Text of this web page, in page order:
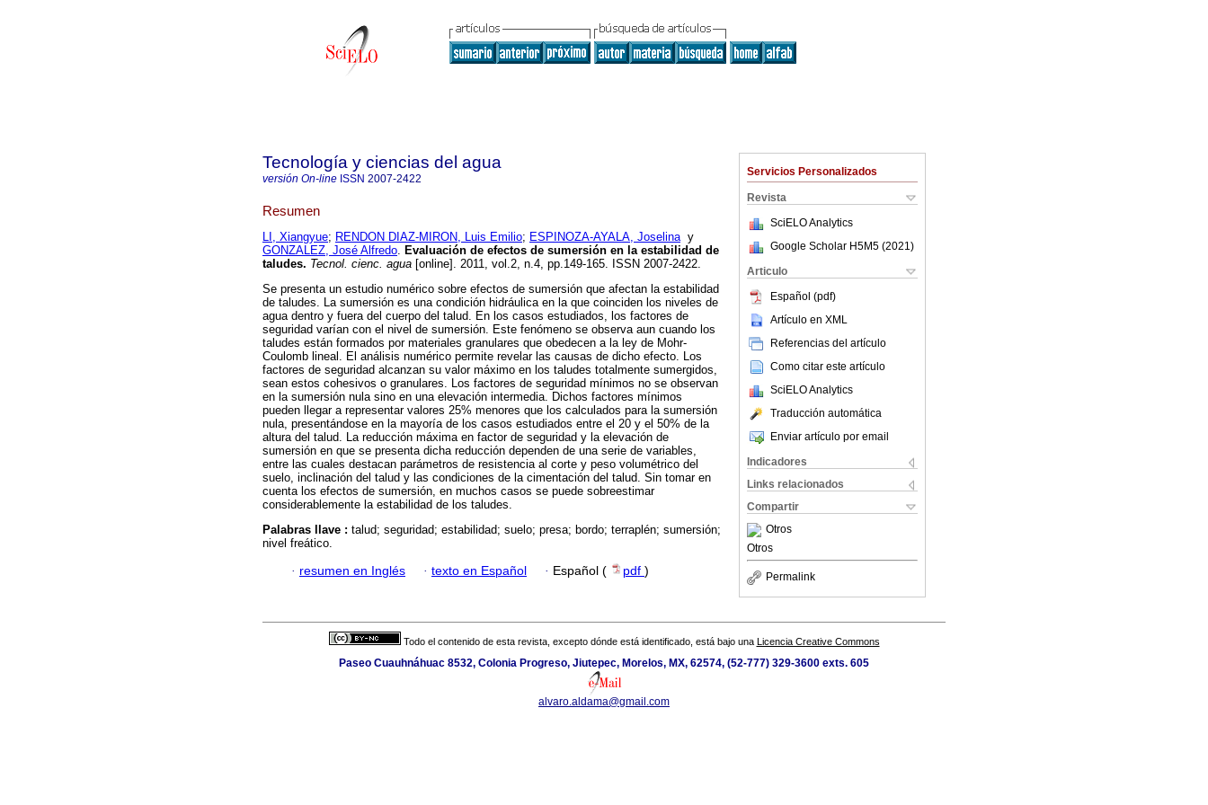
Servicios Personalizados
Revista
SciELO Analytics
Google Scholar H5M5 (2021 )
Articulo
Español (pdf)
Artículo en XML
Referencias del artículo
Como citar este artículo
SciELO Analytics
Traducción automática
Enviar artículo por email
Indicadores
Links relacionados
Compartir
Otros
Otros
Permalink
Tecnología y ciencias del agua
versión On-line ISSN 2007-2422
Resumen
LI, Xiangyue; RENDON DIAZ-MIRON, Luis Emilio; ESPINOZA-AYALA, Joselinay
GONZALEZ, José Alfredo. Evaluación de efectos de sumersión en la estabilidad de
taludes. Tecnol. cienc. agua [online]. 2011, vol.2, n.4, pp.149-165. ISSN 2007-2422.
Se presenta un estudio numérico sobre efectos de sumersión que afectan la estabilidad
de taludes. La sumersión es una condición hidráulica en la que coinciden los niveles de
agua dentro y fuera del cuerpo del talud. En los casos estudiados, los factores de
seguridad varían con el nivel de sumersión. Este fenómeno se observa aun cuando los
taludes están formados por materiales granulares que obedecen a la ley de Mohr-
Coulomb lineal. El análisis numérico permite revelar las causas de dicho efecto. Los
factores de seguridad alcanzan su valor máximo en los taludes totalmente sumergidos,
sean estos cohesivos o granulares. Los factores de seguridad mínimos no se observan
en la sumersión nula sino en una elevación intermedia. Dichos factores mínimos
pueden llegar a representar valores 25% menores que los calculados para la sumersión
nula, presentándose en la mayoría de los casos estudiados entre el 20 y el 50% de la
altura del talud. La reducción máxima en factor de seguridad y la elevación de
sumersión en que se presenta dicha reducción dependen de una serie de variables,
entre las cuales destacan parámetros de resistencia al corte y peso volumétrico del
suelo, inclinación del talud y las condiciones de la cimentación del talud. Sin tomar en
cuenta los efectos de sumersión, en muchos casos se puede sobreestimar
considerablemente la estabilidad de los taludes.
Palabras llave : talud; seguridad; estabilidad; suelo; presa; bordo; terraplén; sumersión;
nivel freático.
· resumen en Inglés · texto en Español · Español ( pdf )
Todo el contenido de esta revista, excepto dónde está identificado, está bajo una Licencia Creative Commons
Paseo Cuauhnáhuac 8532, Colonia Progreso, Jiutepec, Morelos, MX, 62574, (52-777) 329-3600 exts. 605
alvaro.aldama@gmail.com